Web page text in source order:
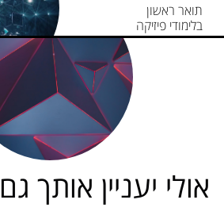
תואר ראשון
בלימודי פיזיקה
אולי יעניין אותך גם